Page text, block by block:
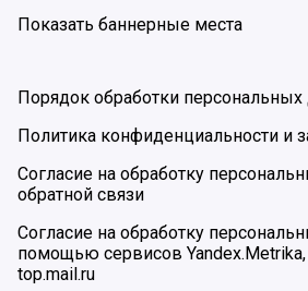
Показать баннерные места
Порядок обработки
Политика конфиденциальности и
Согласие на обработку
обратной связи
Согласие на обработку
помощью сервисов
top.mail.ru